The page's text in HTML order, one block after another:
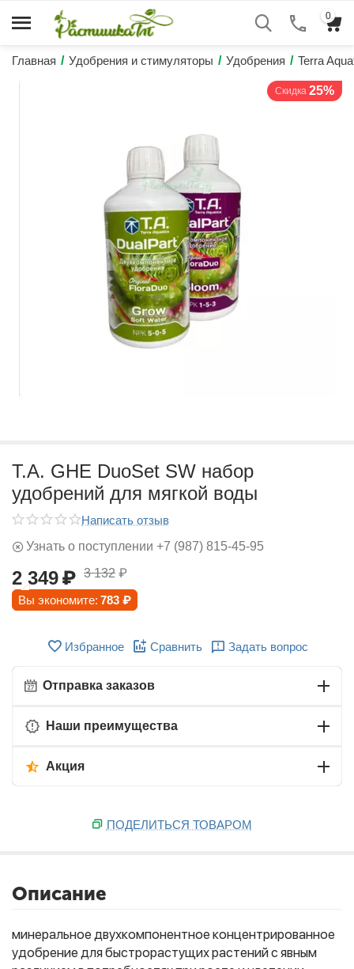
0
Главная / Удобрения и стимуляторы / Удобрения / Terra
Скидка 25%
T.A. GHE DuoSet SW набор
удобрений для мягкой воды
Написать отзыв
Узнать о поступлении +7 (987) 815-45-95
2 349₽ 3 132 ₽
Вы экономите: 783 ₽
Избранное Сравнить Задать вопрос
Отправка заказов
Наши преимущества
Акция
ПОДЕЛИТЬСЯ ТОВАРОМ
Описание
минеральное двухкомпонентное концентрированное
удобрение для быстрорастущих растений с явным